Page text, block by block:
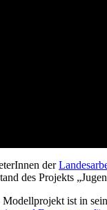
der
des Projekts
ist in